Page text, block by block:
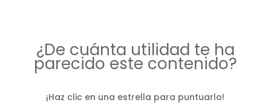
¿De cuánta utilidad te ha
parecido este contenido?
¡Haz clic en una estrella para puntuarlo!